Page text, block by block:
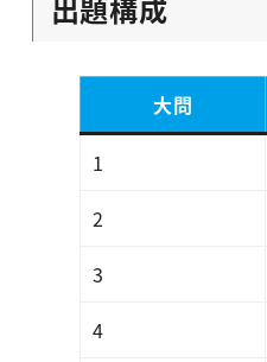
出題構成
大問
1
2
3
4